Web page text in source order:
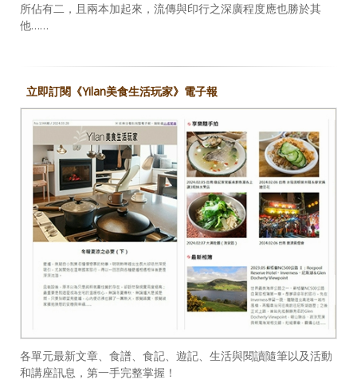
所佔有二，且兩本加起來，流傳與印行之深廣程度應也勝於其
他……
立即訂閱《Yilan美食生活玩家》電子報
各單元最新文章、食譜、食記、遊記、生活與閱讀隨筆以及活動
和講座訊息，第一手完整掌握！